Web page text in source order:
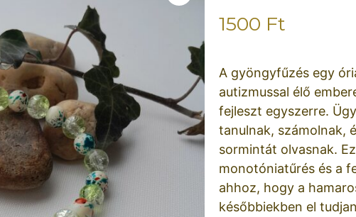
1500 Ft
A gyöngyfűzés egy
autizmussal élő
fejleszt egyszerre.
tanulnak, számolnak,
sormintát olvasnak.
monotóniatűrés és a
ahhoz, hogy a
későbbiekben el